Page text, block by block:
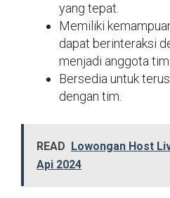
yang tepat.
Memiliki
dapat berinteraksi
menjadi anggota
Bersedia untuk
dengan tim.
READ Lowongan Host
Api 2024